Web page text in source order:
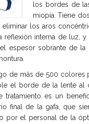
los bordes de
miopía. Tiene
eliminar los aros
reflexión interna de luz, y
espesor sobrante de la
de más de 500 colores
el borde de la lente al
tratamiento es un
final de la gafa, que
por el personal de la